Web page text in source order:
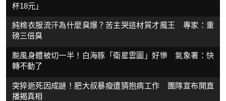
杯18元」
純棉衣服流汗為什麼臭爆？苦主哭這材質才魔王 專家：重
磅三倍臭
颱風身體被切一半！白海豚「衛星雲圖」好慘 氣象署：快
轉不動了
突猝逝死因成謎！肥大叔暴瘦遭猜抱病工作 團隊宣布開直
播揭真相